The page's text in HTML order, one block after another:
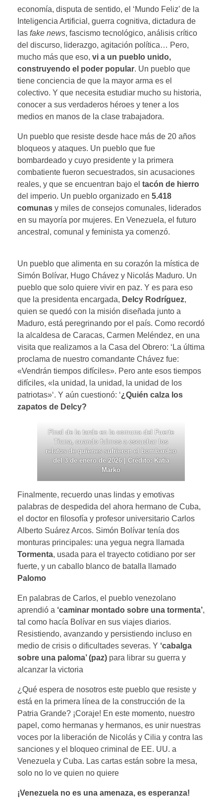
economía, disputa de sentido, el ‘Mundo Feliz’ de la
Inteligencia Artificial, guerra cognitiva, dictadura de
las fake news, fascismo tecnológico, análisis crítico
del discurso, liderazgo, agitación política… Pero,
mucho más que eso, vi a un pueblo unido,
construyendo el poder popular. Un pueblo que
tiene conciencia de que la mayor arma es el
colectivo. Y que necesita estudiar mucho su historia,
conocer a sus verdaderos héroes y tener a los
medios en manos de la clase trabajadora.
Un pueblo que resiste desde hace más de 20 años
bloqueos y ataques. Un pueblo que fue
bombardeado y cuyo presidente y la primera
combatiente fueron secuestrados, sin acusaciones
reales, y que se encuentran bajo el tacón de hierro
del imperio. Un pueblo organizado en 5.418
comunas y miles de consejos comunales, liderados
en su mayoría por mujeres. En Venezuela, el futuro
ancestral, comunal y feminista ya comenzó.
Un pueblo que alimenta en su corazón la mística de
Simón Bolívar, Hugo Chávez y Nicolás Maduro. Un
pueblo que solo quiere vivir en paz. Y es para eso
que la presidenta encargada, Delcy Rodríguez,
quien se quedó con la misión diseñada junto a
Maduro, está peregrinando por el país. Como recordó
la alcaldesa de Caracas, Carmen Meléndez, en una
visita que realizamos a la Casa del Obrero: ‘La última
proclama de nuestro comandante Chávez fue:
«Vendrán tiempos difíciles». Pero ante esos tiempos
difíciles, «la unidad, la unidad, la unidad de los
patriotas»‘. Y aún cuestionó: ‘¿Quién calza los
zapatos de Delcy?
Final de la tarde en la comuna del Fuerte
Tiuna, cuando fuimos a escuchar los
relatos de quienes sufrieron el bombardeo
del 3 de enero de 2026 | Crédito: Katia
Marko
Finalmente, recuerdo unas lindas y emotivas
palabras de despedida del ahora hermano de Cuba,
el doctor en filosofía y profesor universitario Carlos
Alberto Suárez Arcos. Simón Bolívar tenía dos
monturas principales: una yegua negra llamada
Tormenta, usada para el trayecto cotidiano por ser
fuerte, y un caballo blanco de batalla llamado
Palomo
En palabras de Carlos, el pueblo venezolano
aprendió a ‘caminar montado sobre una tormenta’,
tal como hacía Bolívar en sus viajes diarios.
Resistiendo, avanzando y persistiendo incluso en
medio de crisis o dificultades severas. Y ‘cabalga
sobre una paloma’ (paz) para librar su guerra y
alcanzar la victoria
¿Qué espera de nosotros este pueblo que resiste y
está en la primera línea de la construcción de la
Patria Grande? ¡Coraje! En este momento, nuestro
papel, como hermanas y hermanos, es unir nuestras
voces por la liberación de Nicolás y Cilia y contra las
sanciones y el bloqueo criminal de EE. UU. a
Venezuela y Cuba. Las cartas están sobre la mesa,
solo no lo ve quien no quiere
¡Venezuela no es una amenaza, es esperanza!